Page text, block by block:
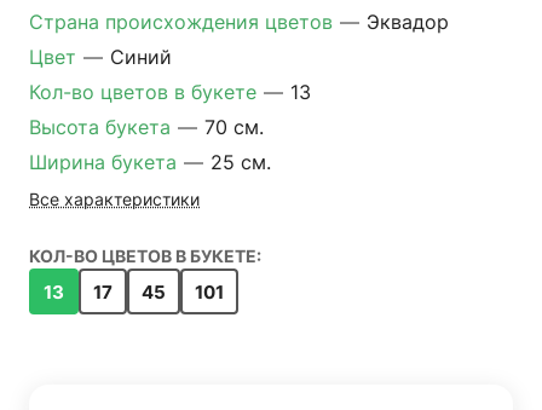
Страна происхождения цветов — Эквадор
Цвет — Синий
Кол-во цветов в букете — 13
Высота букета — 70 см.
Ширина букета — 25 см.
Все характеристики
КОЛ-ВО ЦВЕТОВ В БУКЕТЕ:
13 17 45 101